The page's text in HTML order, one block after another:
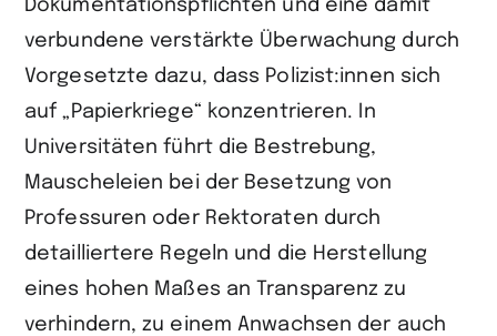
Dokumentations­pflichten und eine damit
verbundene verstärkte Überwachung durch
Vorgesetzte dazu, dass Polizist:innen sich
auf „Papierkriege“ konzentrieren. In
Universitäten führt die Bestrebung,
Mauscheleien bei der Besetzung von
Professuren oder Rektoraten durch
detailliertere Regeln und die Herstellung
eines hohen Maßes an Transparenz zu
verhindern, zu einem Anwachsen der auch